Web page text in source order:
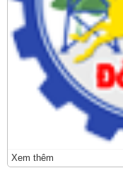
Xem thêm